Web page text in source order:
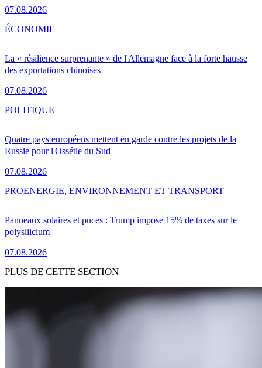
07.08.2026
La « résilience surprenante » de l'Allemagne face à la forte hausse
des exportations chinoises
07.08.2026
ÉCONOMIE
Quatre pays européens mettent en garde contre les projets de la
Russie pour l'Ossétie du Sud
07.08.2026
POLITIQUE
Panneaux solaires et puces : Trump impose 15% de taxes sur le
polysilicium
07.08.2026
PROENERGIE, ENVIRONNEMENT ET TRANSPORT
PLUS DE CETTE SECTION